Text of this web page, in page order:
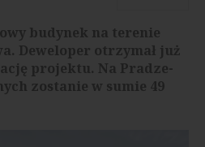
budynek na terenie
Deweloper otrzymał już
projektu. Na Pradze-
zostanie w sumie 49